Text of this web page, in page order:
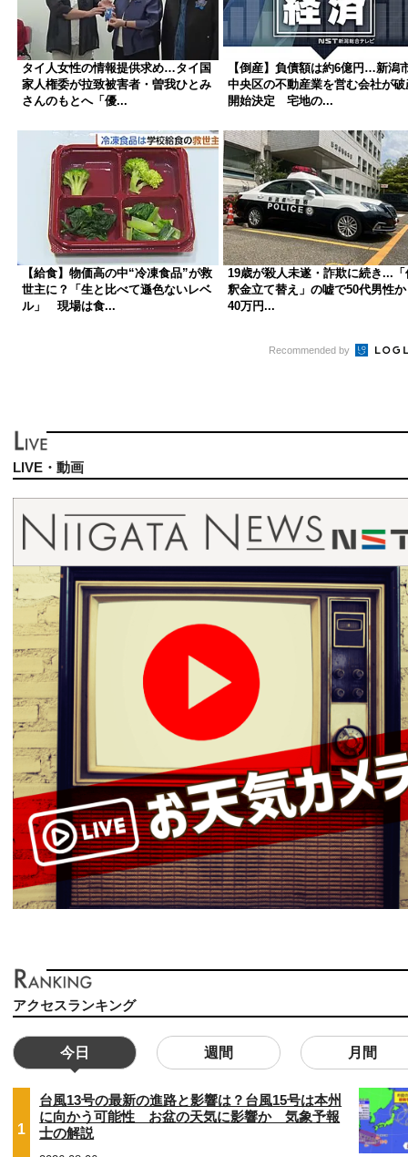
タイ人女性の情報提供求め…タイ国
家人権委が拉致被害者・曽我ひとみ
さんのもとへ「優...
【倒産】負債額は約6億円…新潟
中央区の不動産業を営む会社が破
開始決定 宅地の...
【給食】物価高の中“冷凍食品”が救
世主に？「生と比べて遜色ないレベ
ル」 現場は食...
19歳が殺人未遂・詐欺に続き...「
釈金立て替え」の嘘で50代男性
40万円...
Recommended by
LIVE・動画
アクセスランキング
今日 週間 月間
1
台風13号の最新の進路と影響は？台風15号は本州
に向かう可能性 お盆の天気に影響か 気象予報
士の解説